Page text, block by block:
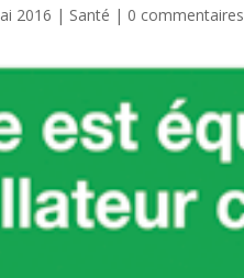
2016 | Santé | 0 commentaires